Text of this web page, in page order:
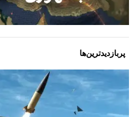
پربازدیدترین‌ها